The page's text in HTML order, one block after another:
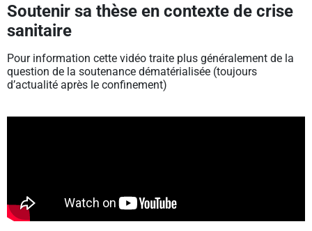
Soutenir sa thèse en contexte de crise
sanitaire
Pour information cette vidéo traite plus généralement de la
question de la soutenance dématérialisée (toujours
d’actualité après le confinement)